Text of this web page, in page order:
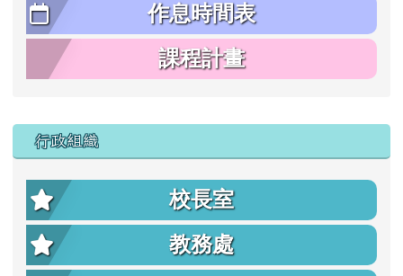
作息時間表
課程計畫
行政組織
校長室
教務處